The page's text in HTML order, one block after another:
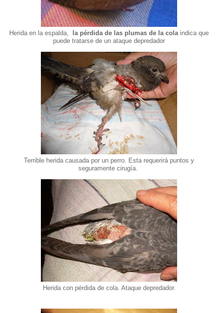
Herida en la espalda, la pérdida de las plumas de la colaindica que
puede tratarse de un ataque depredador
Terrible herida causada por un perro. Esta requerirá puntos y
seguramente cirugía.
Herida con pérdida de cola. Ataque depredador.